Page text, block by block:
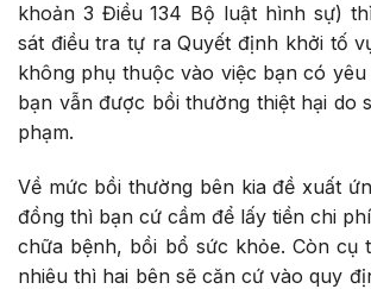
khoản 3 Điều 134 Bộ luật hình sự)
sát điều tra tự ra Quyết định khởi tố
không phụ thuộc vào việc bạn có
bạn vẫn được bồi thường thiệt hại do
phạm.
Về mức bồi thường bên kia đề xuất
đồng thì bạn cứ cầm để lấy tiền chi
chữa bệnh, bồi bổ sức khỏe. Còn cụ
nhiêu thì hai bên sẽ căn cứ vào quy